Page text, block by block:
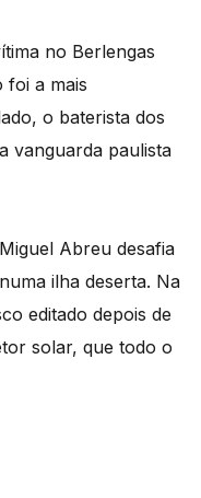
no Berlengas
foi a mais
o baterista dos
vanguarda paulista
Abreu desafia
ilha deserta. Na
editado depois de
solar, que todo o